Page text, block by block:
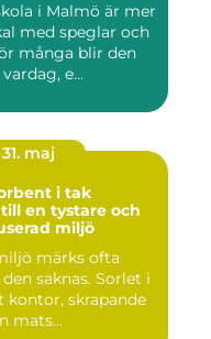
i Malmö är mer
med speglar och
många blir den
e...
31. maj
i tak
en tystare och
miljö
märks ofta
saknas. Sorlet i
kontor, skrapande
mats...